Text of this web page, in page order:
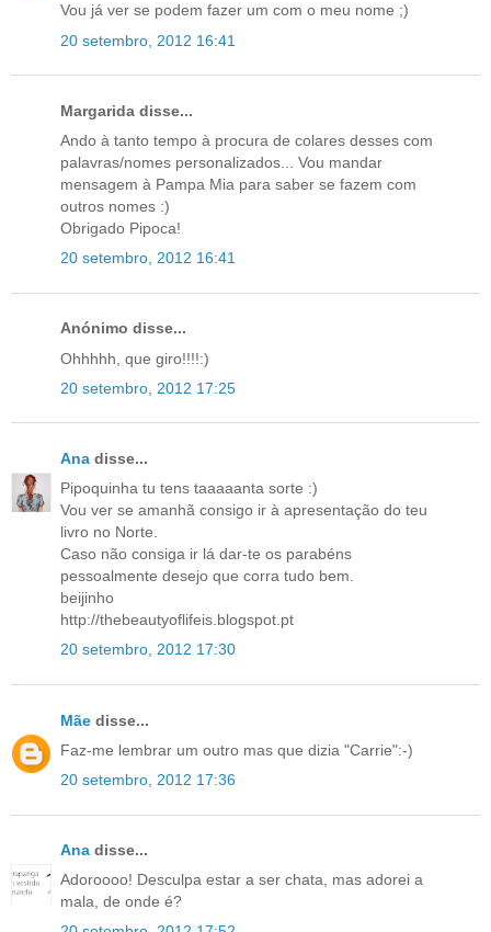
Vou já ver se podem fazer um com o meu nome ;)
20 setembro, 2012 16:41
Margarida disse...
Ando à tanto tempo à procura de colares desses com
palavras/nomes personalizados... Vou mandar
mensagem à Pampa Mia para saber se fazem com
outros nomes :)
Obrigado Pipoca!
20 setembro, 2012 16:41
Anónimo disse...
Ohhhhh, que giro!!!!:)
20 setembro, 2012 17:25
Ana disse...
Pipoquinha tu tens taaaaanta sorte :)
Vou ver se amanhã consigo ir à apresentação do teu
livro no Norte.
Caso não consiga ir lá dar-te os parabéns
pessoalmente desejo que corra tudo bem.
beijinho
http://thebeautyoflifeis.blogspot.pt
20 setembro, 2012 17:30
Mãe disse...
Faz-me lembrar um outro mas que dizia "Carrie":-)
20 setembro, 2012 17:36
Ana disse...
Adoroooo! Desculpa estar a ser chata, mas adorei a
mala, de onde é?